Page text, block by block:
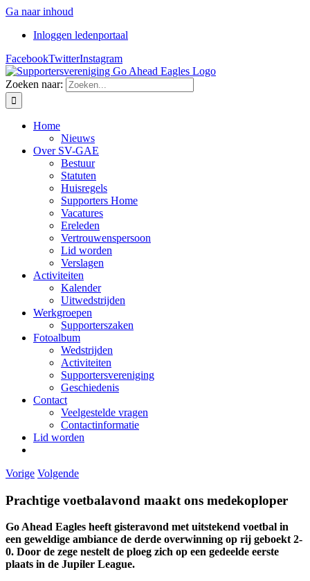
Ga naar inhoud
Inloggen ledenportaal
FacebookTwitterInstagram
Zoeken naar:
Home
Nieuws
Over SV-GAE
Bestuur
Statuten
Huisregels
Supporters Home
Vacatures
Ereleden
Vertrouwenspersoon
Lid worden
Verslagen
Activiteiten
Kalender
Uitwedstrijden
Werkgroepen
Supporterszaken
Fotoalbum
Wedstrijden
Activiteiten
Supportersvereniging
Geschiedenis
Contact
Veelgestelde vragen
Contactinformatie
Lid worden
Vorige Volgende
Prachtige voetbalavond maakt ons medekoploper
Go Ahead Eagles heeft gisteravond met uitstekend voetbal in
een geweldige ambiance de derde overwinning op rij geboekt 2-
0. Door de zege nestelt de ploeg zich op een gedeelde eerste
plaats in de Jupiler League.